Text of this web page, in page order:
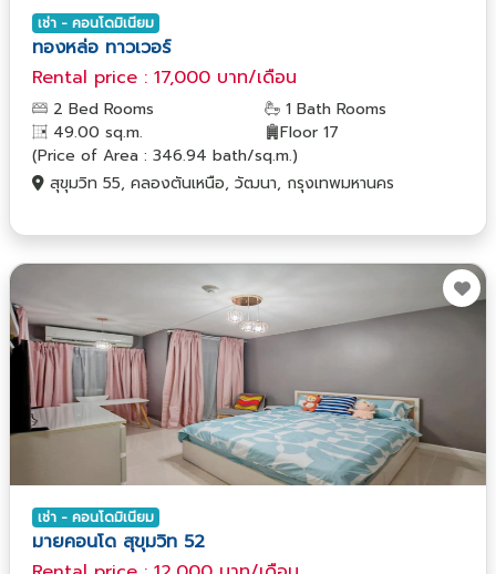
เช่า - คอนโดมิเนียม
ทองหล่อ ทาวเวอร์
Rental price : 17,000 บาท/เดือน
2 Bed Rooms
1 Bath Rooms
49.00 sq.m.
Floor 17
(Price of Area : 346.94 bath/sq.m.)
สุขุมวิท 55, คลองตันเหนือ, วัฒนา, กรุงเทพมหานคร
เช่า - คอนโดมิเนียม
มายคอนโด สุขุมวิท 52